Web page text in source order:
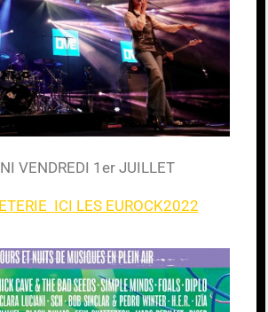
VENDREDI 1er JUILLET
ICI LES EUROCK2022